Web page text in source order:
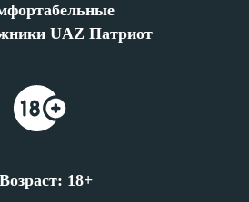
UAZ Патриот
Возраст: 18+